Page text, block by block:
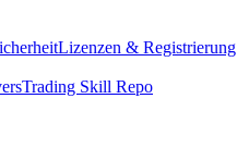
Lizenzen & Registrierung
Trading Skill Repo